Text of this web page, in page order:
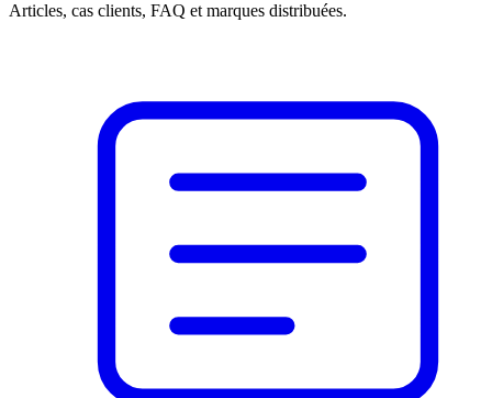
Articles, cas clients, FAQ et marques distribuées.